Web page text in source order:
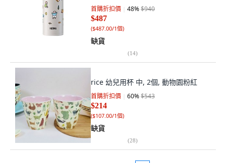
首購折扣價 48%$940
$487
($487.00/1個)
缺貨
(14)
rice 幼兒用杯 中, 2個, 動物園粉紅
首購折扣價 60%$543
$214
($107.00/1個)
缺貨
(28)